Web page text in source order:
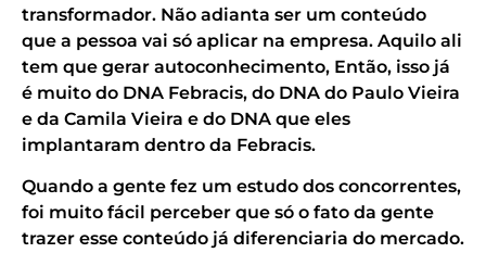
transformador. Não adianta ser um conteúdo
que a pessoa vai só aplicar na empresa. Aquilo ali
tem que gerar autoconhecimento, Então, isso já
é muito do DNA Febracis, do DNA do Paulo Vieira
e da Camila Vieira e do DNA que eles
implantaram dentro da Febracis.
Quando a gente fez um estudo dos concorrentes,
foi muito fácil perceber que só o fato da gente
trazer esse conteúdo já diferenciaria do mercado.